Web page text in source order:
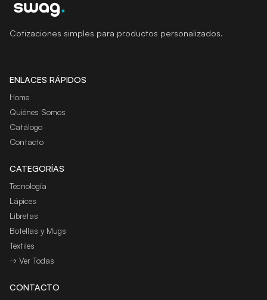
Cotizaciones simples para productos personalizados.
ENLACES RÁPIDOS
Home
Quiénes Somos
Catálogo
Contacto
CATEGORÍAS
Tecnología
Lápices
Libretas
Botellas y Mugs
Textiles
→ Ver Todas
CONTACTO